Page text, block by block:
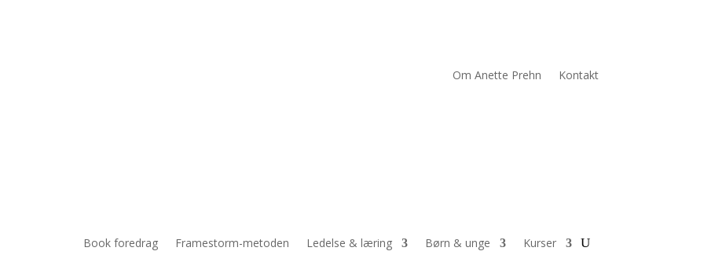
Om Anette Prehn Kontakt
Book foredrag Framestorm-metoden Ledelse & læring Børn & unge Kurser